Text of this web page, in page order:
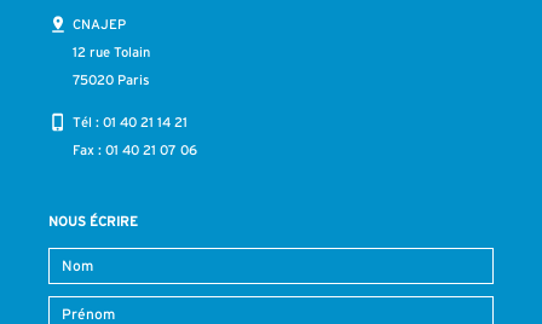
CNAJEP
12 rue Tolain
75020 Paris
Tél : 01 40 21 14 21
Fax : 01 40 21 07 06
NOUS ÉCRIRE